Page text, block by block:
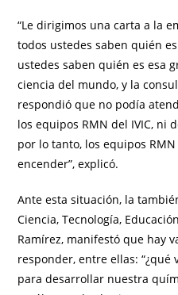
“Le dirigimos una carta a la
todos ustedes saben quién
ustedes saben quién es esa
ciencia del mundo, y la
respondió que no podía
los equipos RMN del IVIC, ni
por lo tanto, los equipos
encender”, explicó.
Ante esta situación, la
Ciencia, Tecnología,
Ramírez, manifestó que hay
responder, entre ellas: “¿qué
para desarrollar nuestra